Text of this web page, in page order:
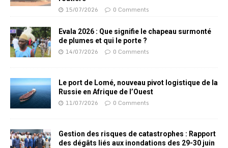
15/07/2026 0 Comments
Evala 2026 : Que signifie le chapeau surmonté
de plumes et qui le porte ?
14/07/2026 0 Comments
Le port de Lomé, nouveau pivot logistique de la
Russie en Afrique de l’Ouest
11/07/2026 0 Comments
Gestion des risques de catastrophes : Rapport
des dégâts liés aux inondations des 29-30 juin